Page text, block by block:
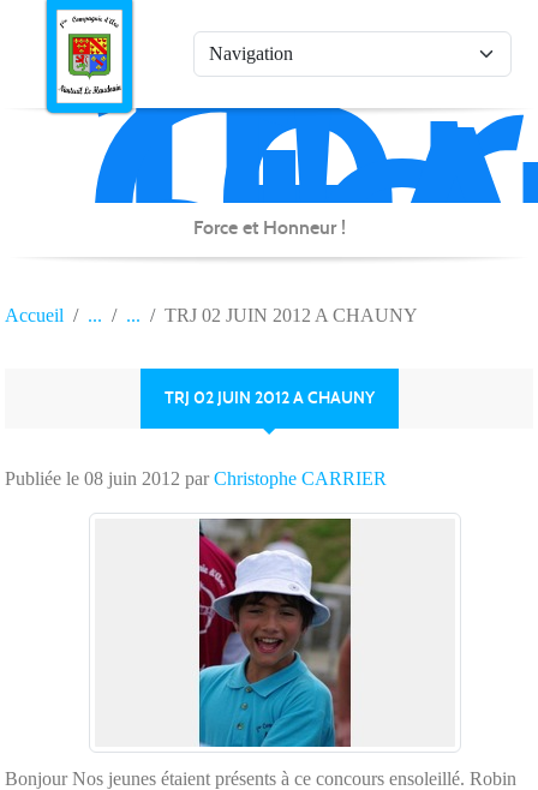
de
Force et Honneur !
Accueil TRJ 02 JUIN 2012 A CHAUNY
TRJ 02 JUIN 2012 A CHAUNY
Publiée le 08 juin 2012 parChristophe CARRIER
Bonjour Nos jeunes étaient présents à ce concours ensoleillé. Robin
Panneau de gestion des cookies